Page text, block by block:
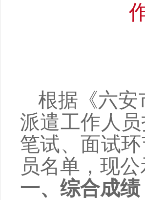
根据《六安
派遣工作人
笔试、面试
员名单，现
一、综合成绩